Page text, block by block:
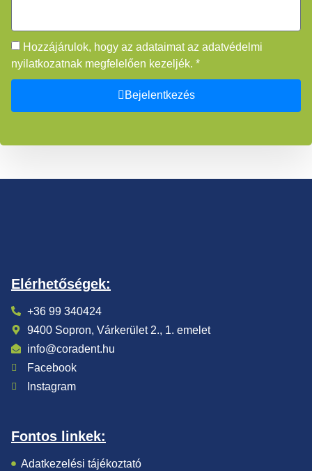
Hozzájárulok, hogy az adataimat az adatvédelmi
nyilatkozatnak megfelelően kezeljék. *
Bejelentkezés
Elérhetőségek:
+36 99 340424
9400 Sopron, Várkerület 2., 1. emelet
info@coradent.hu
Facebook
Instagram
Fontos linkek:
Adatkezelési tájékoztató